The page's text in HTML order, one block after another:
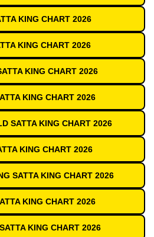
KING CHART 2026
KING CHART 2026
KING CHART 2026
KING CHART 2026
SATTA KING CHART 2026
KING CHART 2026
SATTA KING CHART 2026
KING CHART 2026
KING CHART 2026